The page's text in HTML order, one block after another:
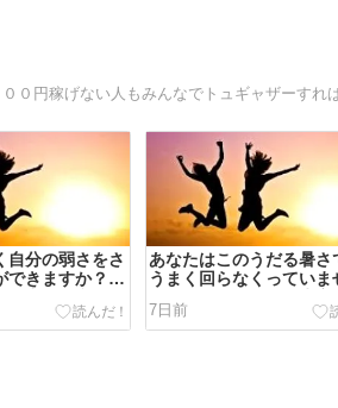
自分の弱さをさ
できますか？自
まらない仕事を
ーションは上げ
とは？
あなたはこのうだる暑さ
うまく回らなくっていま
プってできるの！？猛暑
ている自分を楽にフロー
7日前